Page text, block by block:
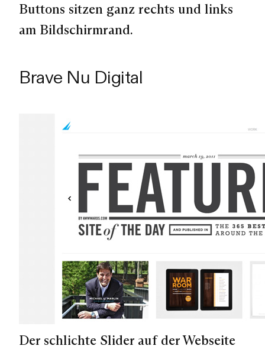
Buttons sitzen ganz rechts und links
am Bildschirmrand.
Brave Nu Digital
Der schlichte Slider auf der Webseite